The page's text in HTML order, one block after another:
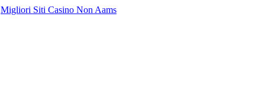
Migliori Siti Casino Non Aams